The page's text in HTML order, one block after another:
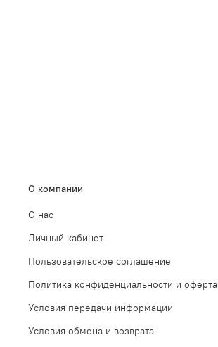
О компании
О нас
Личный кабинет
Пользовательское соглашение
Политика конфиденциальности и оферта
Условия передачи информации
Условия обмена и возврата